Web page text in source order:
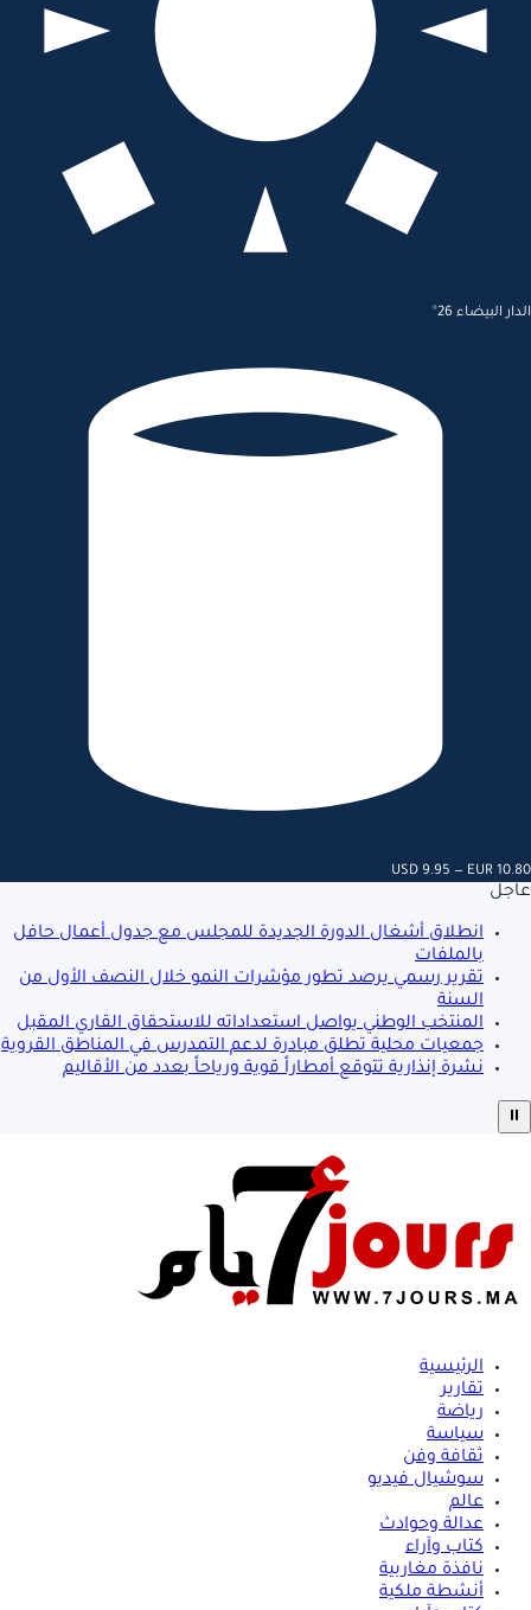
الدار البيضاء 26°
USD 9.95 — EUR 10.80
عاجل
انطلاق أشغال الدورة الجديدة للمجلس مع جدول أعمال حافل
بالملفات
تقرير رسمي يرصد تطور مؤشرات النمو خلال النصف الأول من
السنة
المنتخب الوطني يواصل استعداداته للاستحقاق القاري المقبل
جمعيات محلية تطلق مبادرة لدعم التمدرس في المناطق القروية
نشرة إنذارية تتوقع أمطاراً قوية ورياحاً بعدد من الأقاليم
⏸
الرئيسية
تقارير
رياضة
سياسة
ثقافة وفن
سوشيال فيديو
عالم
عدالة وحوادث
كتاب وآراء
نافذة مغاربية
أنشطة ملكية